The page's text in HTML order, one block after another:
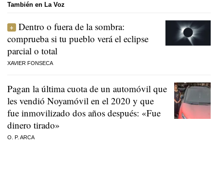
También en La Voz
Dentro o fuera de la sombra:
comprueba si tu pueblo verá el eclipse
parcial o total
XAVIER FONSECA
Pagan la última cuota de un automóvil que
les vendió Noyamóvil en el 2020 y que
fue inmovilizado dos años después: «Fue
dinero tirado»
O. P. ARCA